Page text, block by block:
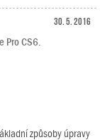
30. 5. 2016
Pro CS6.
způsoby úpravy